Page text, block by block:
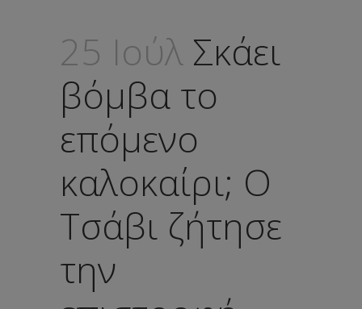
25 Ιούλ Σκάει
βόμβα το
επόμενο
καλοκαίρι; Ο
Τσάβι ζήτησε
την